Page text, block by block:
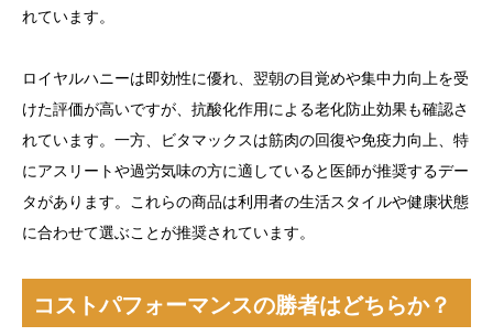
れています。
ロイヤルハニーは即効性に優れ、翌朝の目覚めや集中力向上を受
けた評価が高いですが、抗酸化作用による老化防止効果も確認さ
れています。一方、ビタマックスは筋肉の回復や免疫力向上、特
にアスリートや過労気味の方に適していると医師が推奨するデー
タがあります。これらの商品は利用者の生活スタイルや健康状態
に合わせて選ぶことが推奨されています。
コストパフォーマンスの勝者はどちらか？